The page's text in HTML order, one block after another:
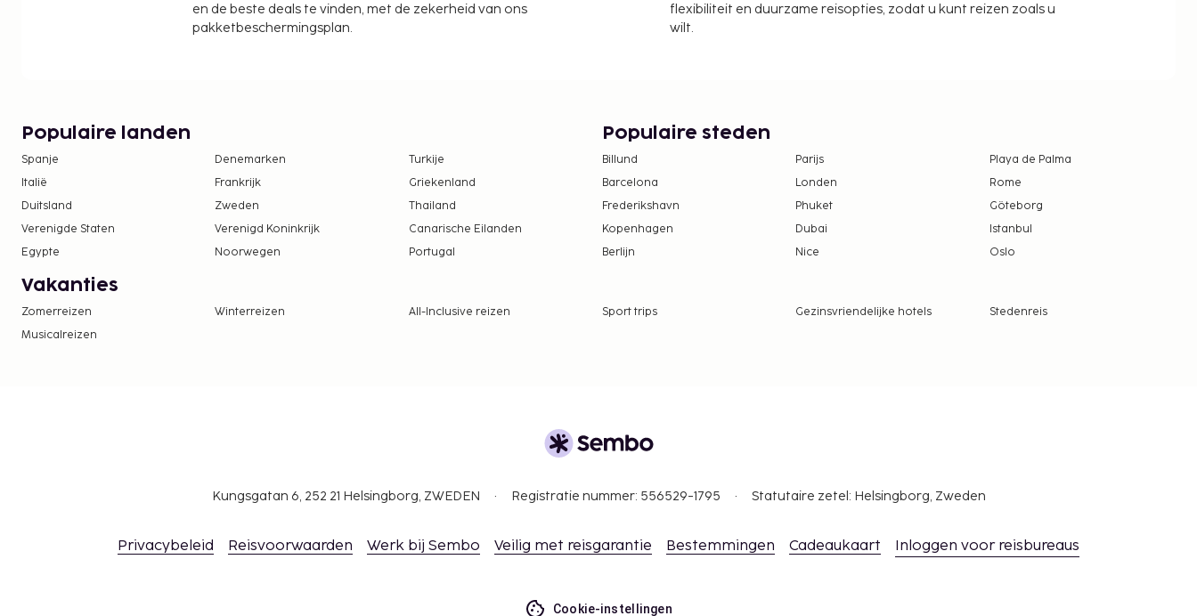
en de beste deals te vinden, met de zekerheid van ons
pakketbeschermingsplan.
flexibiliteit en duurzame reisopties, zodat u kunt reizen zoals u
wilt.
Populaire landen
Spanje Denemarken
Turkije
Italië
Frankrijk
Griekenland
Duitsland
Zweden
Thailand
Verenigde Staten
Verenigd Koninkrijk
Canarische Eilanden
Egypte
Noorwegen Portugal
Populaire steden
Billund Parijs
Playa de Palma
Barcelona
Londen
Rome
Frederikshavn
Phuket
Göteborg
Kopenhagen
Dubai
Istanbul
Berlijn
Nice Oslo
Vakanties
Zomerreizen Winterreizen All-Inclusive reizen Sport trips Gezinsvriendelijke hotels
Stedenreis
Musicalreizen
Kungsgatan 6, 252 21 Helsingborg, ZWEDEN Registratie nummer: 556529-1795 Statutaire zetel: Helsingborg, Zweden
Privacybeleid Reisvoorwaarden Werk bij Sembo Veilig met reisgarantie Bestemmingen Cadeaukaart Inloggen voor reisbureaus
Cookie-instellingen